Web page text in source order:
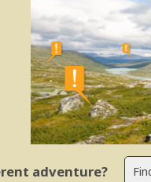
adventure?